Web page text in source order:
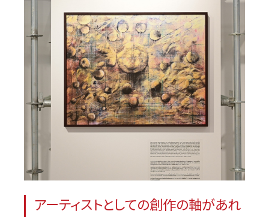
アーティストとしての創作の軸があれ